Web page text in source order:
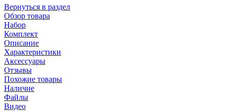
Вернуться в раздел
Обзор товара
Набор
Комплект
Описание
Характеристики
Аксессуары
Отзывы
Похожие товары
Наличие
Файлы
Видео